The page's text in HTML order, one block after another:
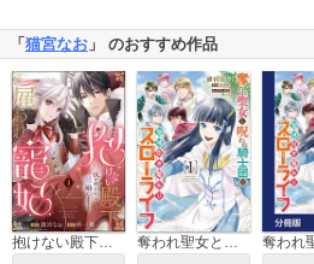
「猫宮なお 」 のおすすめ作品
抱けない殿下の雇われ寵妃 初夜が終われば離婚します！（分冊版） 奪われ聖女と呪われ騎士団の聖域引き篭もりスローライフ